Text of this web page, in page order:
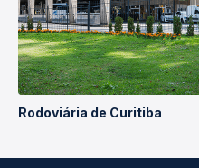
Rodoviária de Curitiba